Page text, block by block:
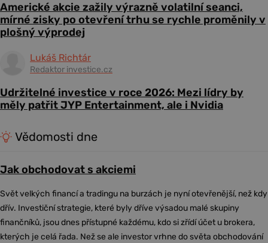
Americké akcie zažily výrazně volatilní seanci,
mírné zisky po otevření trhu se rychle proměnily v
plošný výprodej
Lukáš Richtár
Redaktor investice.cz
Udržitelné investice v roce 2026: Mezi lídry by
měly patřit JYP Entertainment, ale i Nvidia
Vědomosti dne
Jak obchodovat s akciemi
Svět velkých financí a tradingu na burzách je nyní otevřenější, než kdy
dřív. Investiční strategie, které byly dříve výsadou malé skupiny
finančníků, jsou dnes přístupné každému, kdo si zřídí účet u brokera,
kterých je celá řada. Než se ale investor vrhne do světa obchodování